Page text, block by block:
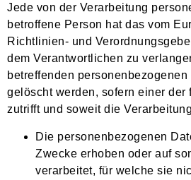
Jede von der Verarbeitung
betroffene Person hat das vom
Richtlinien- und
dem Verantwortlichen zu
betreffenden
gelöscht werden, sofern einer der
zutrifft und soweit die
Die personenbezogenen
Zwecke erhoben oder auf
verarbeitet, für welche sie